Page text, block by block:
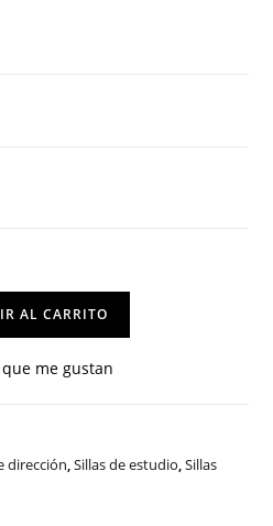
AL CARRITO
me gustan
dirección,Sillas de estudio,Sillas